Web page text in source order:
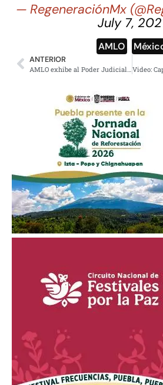
— RegeneraciónMx
July 7,
AMLO
ANTERIOR